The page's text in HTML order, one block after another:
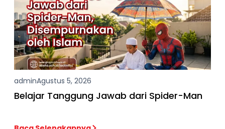
adminAgustus 5, 2026
Belajar Tanggung Jawab dari Spider-Man